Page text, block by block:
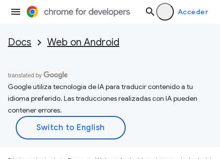
Acceder
Docs Web on Android
Google utiliza tecnología de IA para traducir contenido a tu
idioma preferido. Las traducciones realizadas con IA pueden
contener errores.